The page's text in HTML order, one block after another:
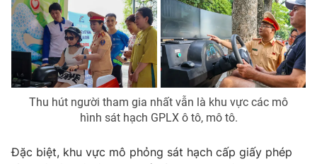
Thu hút người tham gia nhất vẫn là khu vực các mô
hình sát hạch GPLX ô tô, mô tô.
Đặc biệt, khu vực mô phỏng sát hạch cấp giấy phép